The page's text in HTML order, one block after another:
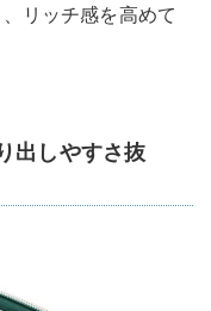
リッチ感を高めて
出しやすさ抜